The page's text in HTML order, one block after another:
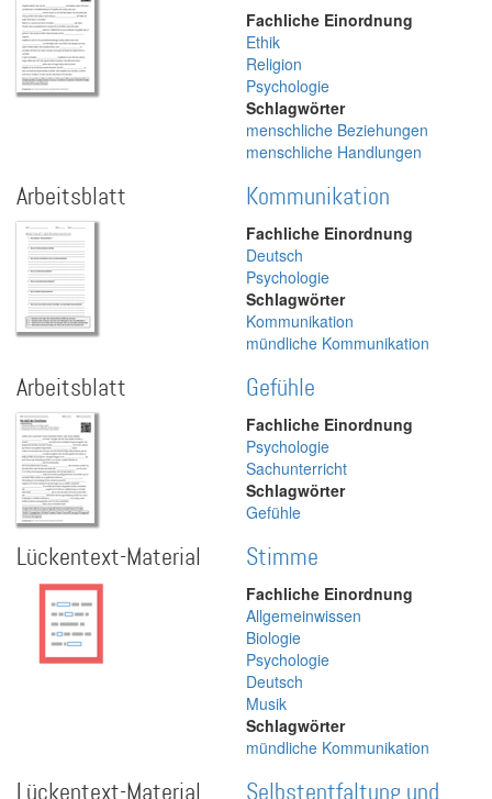
Fachliche Einordnung
Ethik
Religion
Psychologie
Schlagwörter
menschliche Beziehungen
menschliche Handlungen
Arbeitsblatt Kommunikation
Fachliche Einordnung
Deutsch
Psychologie
Schlagwörter
Kommunikation
mündliche Kommunikation
Arbeitsblatt Gefühle
Fachliche Einordnung
Psychologie
Sachunterricht
Schlagwörter
Gefühle
Lückentext-Material Stimme
Fachliche Einordnung
Allgemeinwissen
Biologie
Psychologie
Deutsch
Musik
Schlagwörter
mündliche Kommunikation
Lückentext-Material
Selbstentfaltung und